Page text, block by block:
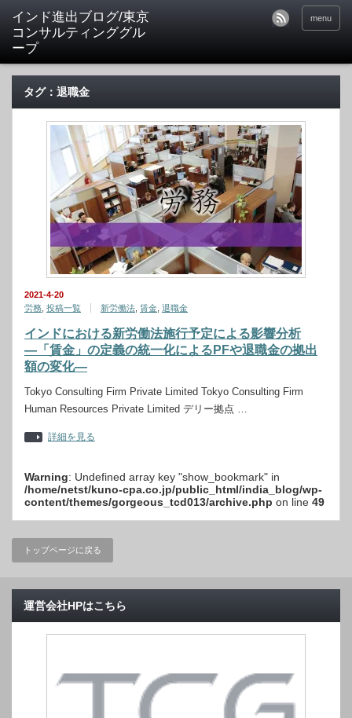
インド進出ブログ/東京
コンサルティンググル
ープ
menu
タグ：退職金
2021-4-20
労務 投稿一覧 新労働法 賃金 退職金
インドにおける新労働法施行予定による影響分析
―「賃金」の定義の統一化によるPFや退職金の拠出
額の変化―
Tokyo Consulting Firm Private Limited Tokyo Consulting Firm
Human Resources Private Limited デリー拠点 …
詳細を見る
Warning: Undefined array key "show_bookmark" in
/home/netst/kuno-cpa.co.jp/public_html/india_blog/wp-
content/themes/gorgeous_tcd013/archive.php on line 49
トップページに戻る
運営会社HPはこちら